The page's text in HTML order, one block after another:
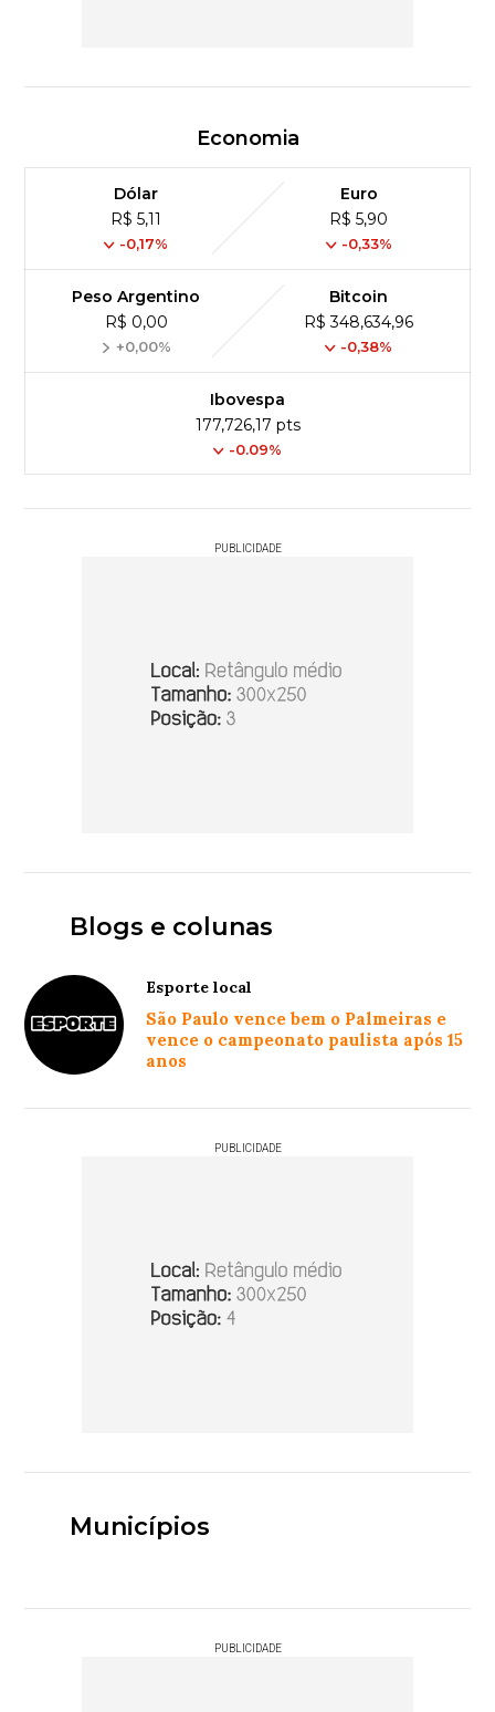
Economia
Dólar
R$ 5,11
-0,17%
Euro
R$ 5,90
-0,33%
Peso Argentino
R$ 0,00
+0,00%
Bitcoin
R$ 348,634,96
-0,38%
Ibovespa
177,726,17 pts
-0.09%
PUBLICIDADE
Blogs e colunas
Esporte local
São Paulo vence bem o Palmeiras e
vence o campeonato paulista após 15
anos
PUBLICIDADE
Municípios
PUBLICIDADE